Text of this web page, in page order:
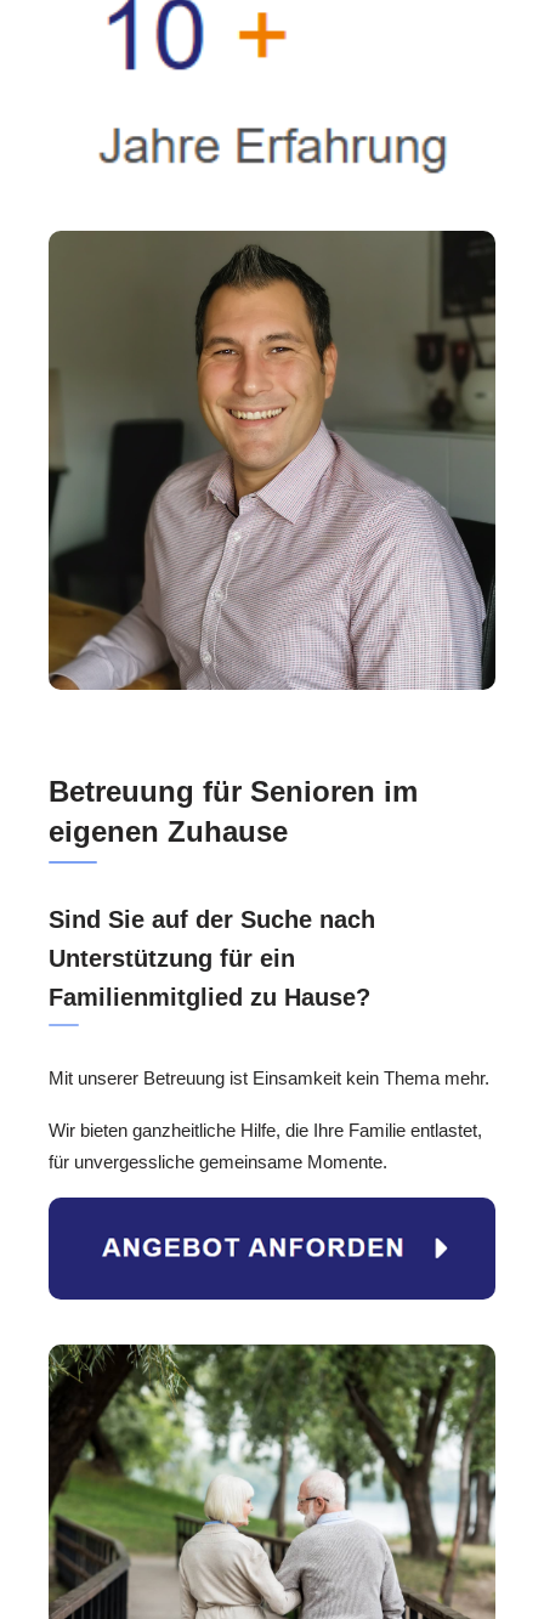
Betreuung für Senioren im
eigenen Zuhause
Sind Sie auf der Suche nach
Unterstützung für ein
Familienmitglied zu Hause?
Mit unserer Betreuung ist Einsamkeit kein Thema mehr.
Wir bieten ganzheitliche Hilfe, die Ihre Familie entlastet,
für unvergessliche gemeinsame Momente.